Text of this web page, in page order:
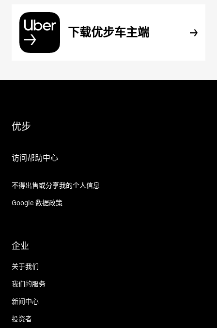
下载优步车主端
优步
访问帮助中心
不得出售或分享我的个人信息
Google 数据政策
企业
关于我们
我们的服务
新闻中心
投资者